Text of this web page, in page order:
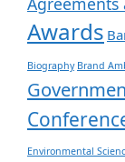
Awards
Biography Brand
Environmental